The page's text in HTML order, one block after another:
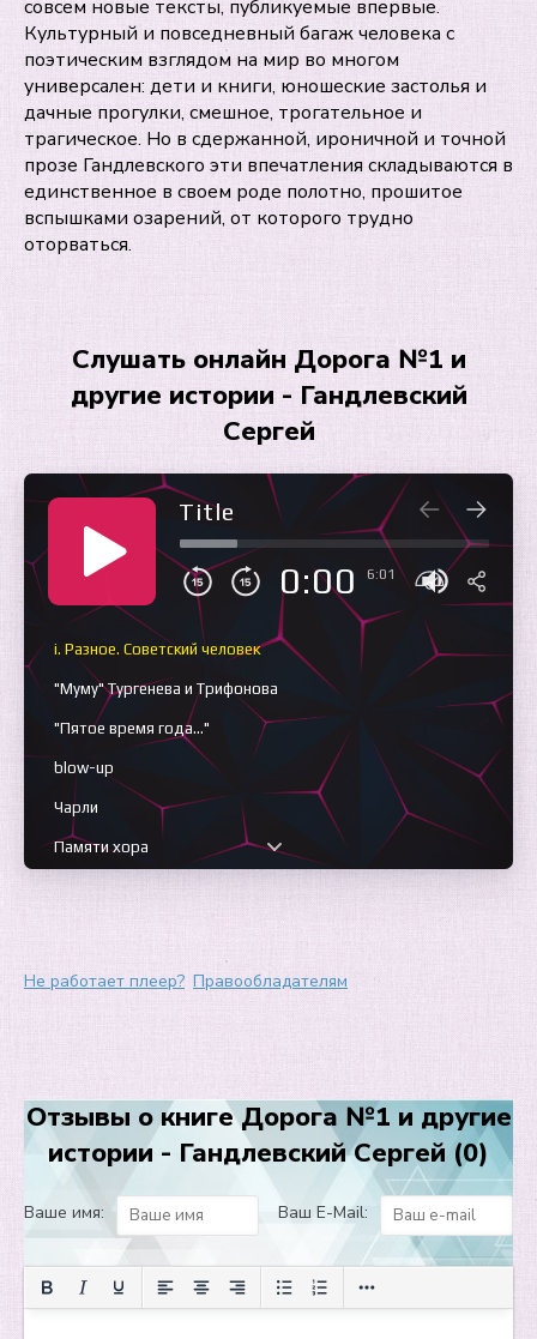
совсем новые тексты, публикуемые впервые.
Культурный и повседневный багаж человека с
поэтическим взглядом на мир во многом
универсален: дети и книги, юношеские застолья и
дачные прогулки, смешное, трогательное и
трагическое. Но в сдержанной, ироничной и точной
прозе Гандлевского эти впечатления складываются в
единственное в своем роде полотно, прошитое
вспышками озарений, от которого трудно
оторваться.
Слушать онлайн Дорога №1 и
другие истории - Гандлевский
Сергей
Title
0:00 6:01
i. Разное. Советский человек
"Муму" Тургенева и Трифонова
"Пятое время года…"
blow-up
Чарли
Памяти хора
Одиночество
Благодарность
Злой Бунин
ii. Светлая память. "Безумных лет угасшее веселье…"
Не работает плеер? Правообладателям
Отзывы о книге Дорога №1 и другие
истории - Гандлевский Сергей (0)
Ваше имя: Ваш E-Mail: